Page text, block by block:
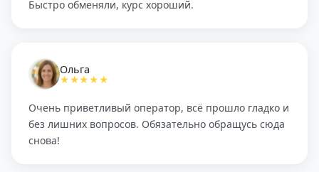
Быстро обменяли, курс хороший.
Ольга
★★★★★
Очень приветливый оператор, всё прошло гладко и
без лишних вопросов. Обязательно обращусь сюда
снова!